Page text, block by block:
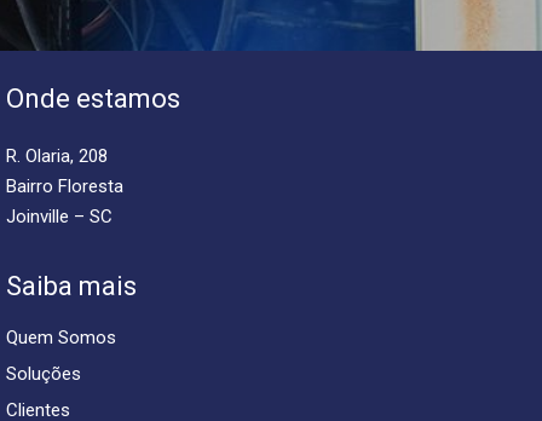
Onde estamos
R. Olaria, 208
Bairro Floresta
Joinville – SC
Saiba mais
Quem Somos
Soluções
Clientes